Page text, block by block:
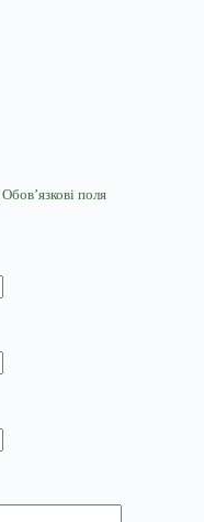
Обов’язкові поля